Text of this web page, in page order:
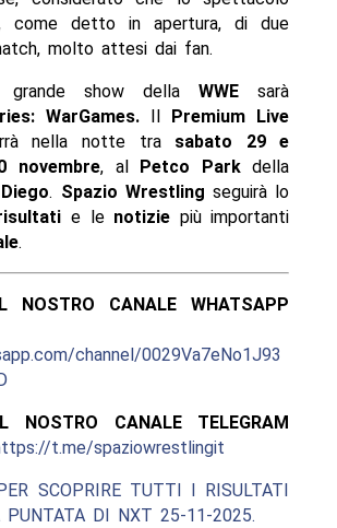
come detto in apertura, di due
molto attesi dai fan.
grande show dellaWWE sarà
WarGames.Il
Premium Live
nella notte trasabato 29 e
novembre, al Petco Parkdella
. Spazio Wrestling seguirà lo
e le notizie più importanti
.
NOSTRO CANALE WHATSAPP
channel/0029Va7eNo1J93
NOSTRO CANALE TELEGRAM
t.me/spaziowrestlingit
SCOPRIRE TUTTI I RISULTATI
PUNTATA DI NXT 25-11-2025.